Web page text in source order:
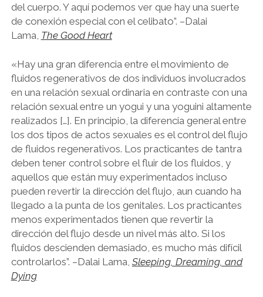
del cuerpo. Y aquí podemos ver que hay una suerte
de conexión especial con el celibato”. –Dalai
Lama, The Good Heart
«Hay una gran diferencia entre el movimiento de
fluidos regenerativos de dos individuos involucrados
en una relación sexual ordinaria en contraste con una
relación sexual entre un yogui y una yoguini altamente
realizados […]. En principio, la diferencia general entre
los dos tipos de actos sexuales es el control del flujo
de fluidos regenerativos. Los practicantes de tantra
deben tener control sobre el fluir de los fluidos, y
aquellos que están muy experimentados incluso
pueden revertir la dirección del flujo, aun cuando ha
llegado a la punta de los genitales. Los practicantes
menos experimentados tienen que revertir la
dirección del flujo desde un nivel más alto. Si los
fluidos descienden demasiado, es mucho más difícil
controlarlos”. –Dalai Lama, Sleeping, Dreaming, and
Dying